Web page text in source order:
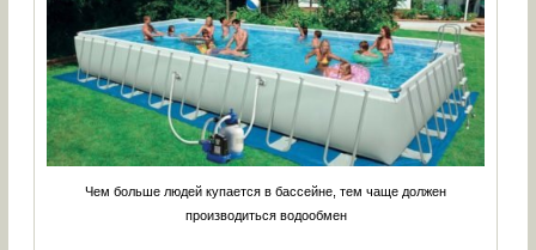
Чем больше людей купается в бассейне, тем чаще должен
производиться водообмен